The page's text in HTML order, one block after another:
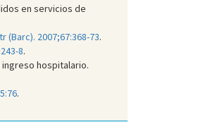
en servicios de
(Barc). 2007;67:368-73.
8.
hospitalario.
.